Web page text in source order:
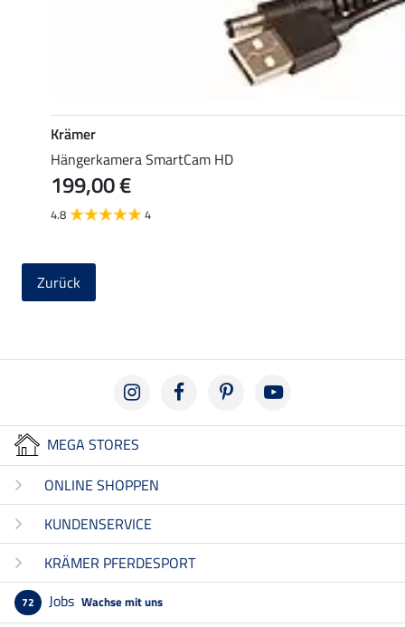
Krämer
Hängerkamera SmartCam HD
199,00 €
4.8 4
Zurück
MEGA STORES
ONLINE SHOPPEN
KUNDENSERVICE
KRÄMER PFERDESPORT
72 Jobs Wachse mit uns